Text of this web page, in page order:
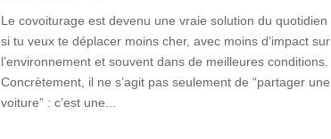
Le covoiturage est devenu une vraie solution du quotidien
si tu veux te déplacer moins cher, avec moins d’impact sur
l’environnement et souvent dans de meilleures conditions.
Concrètement, il ne s’agit pas seulement de “partager une
voiture” : c’est une...